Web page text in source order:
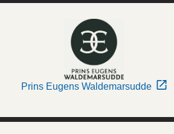
Prins Eugens Waldemarsudde